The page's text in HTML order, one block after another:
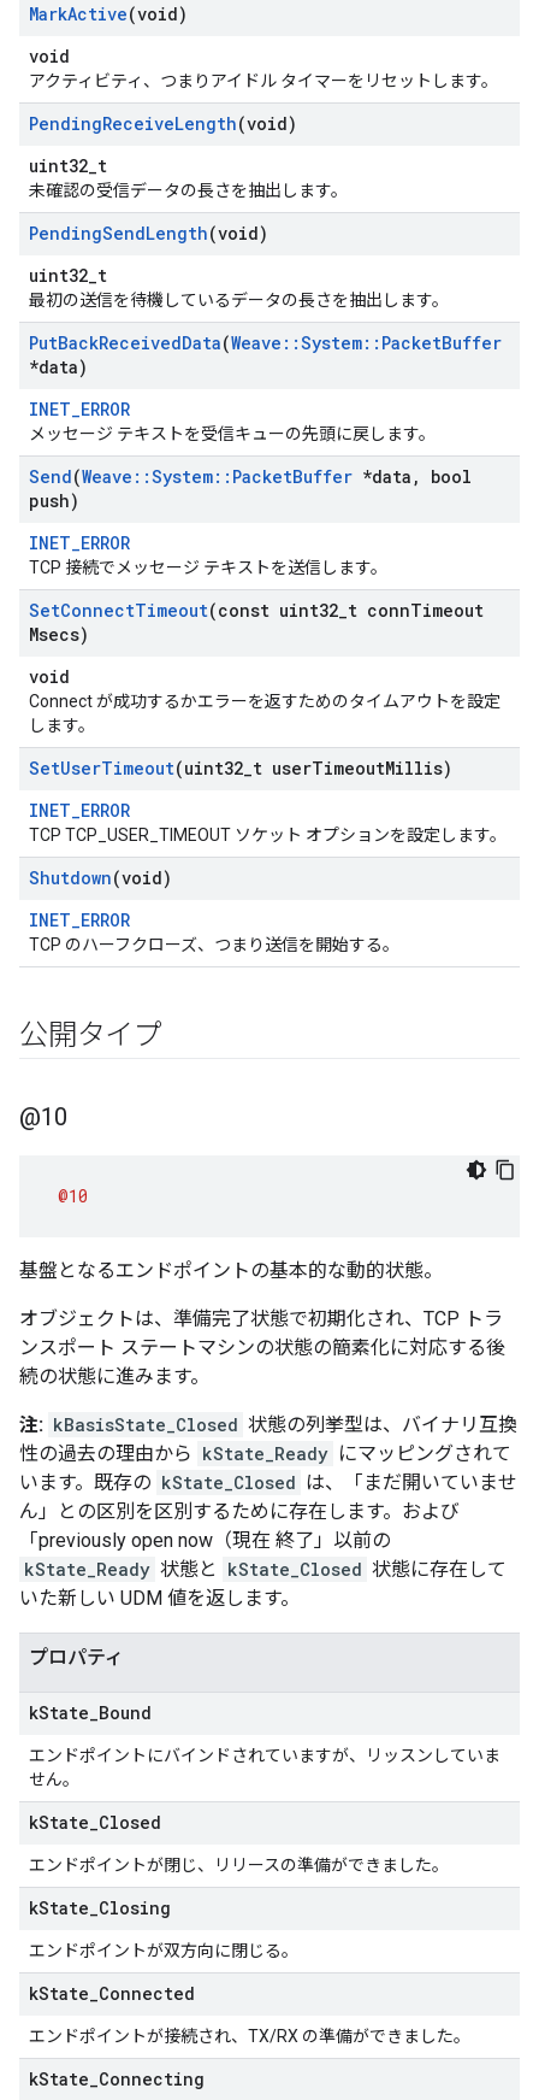
MarkActive(void)
void
アクティビティ、つまりアイドル タイマーをリセットします。
PendingReceiveLength(void)
uint32_t
未確認の受信データの長さを抽出します。
PendingSendLength(void)
uint32_t
最初の送信を待機しているデータの長さを抽出します。
PutBackReceivedData(Weave ::System:: PacketBuffer
*data)
INET_ERROR
メッセージ テキストを受信キューの先頭に戻します。
Send(Weave ::System:: PacketBuffer *data ,
bool
push)
INET_ERROR
TCP 接続でメッセージ テキストを送信します。
SetConnectTimeout(const uint32 t connTimeout
Msecs)
void
Connect が成功するかエラーを返すためのタイムアウトを設定
します。
SetUserTimeout(uint32 t userTimeoutMillis)
INET_ERROR
TCP TCP_USER_TIMEOUT ソケット オプションを設定します。
Shutdown(void)
INET_ERROR
TCP のハーフクローズ、つまり送信を開始する。
公開タイプ
@10
@10
基盤となるエンドポイントの基本的な動的状態。
オブジェクトは、準備完了状態で初期化され、TCP トラ
ンスポート ステートマシンの状態の簡素化に対応する後
続の状態に進みます。
注: kBasisState_Closed 状態の列挙型は、バイナリ互換
性の過去の理由から kState_Ready にマッピングされて
います。既存の kState_Closed は、「まだ開いていませ
ん」との区別を区別するために存在します。および
「previously open now（現在 終了」以前の
kState_Ready 状態と kState_Closed 状態に存在して
いた新しい UDM 値を返します。
プロパティ
kState Bound
エンドポイントにバインドされていますが、リッスンしていま
せん。
kState Closed
エンドポイントが閉じ、リリースの準備ができました。
kState Closing
エンドポイントが双方向に閉じる。
kState Connected
エンドポイントが接続され、TX/RX の準備ができました。
kState Connecting